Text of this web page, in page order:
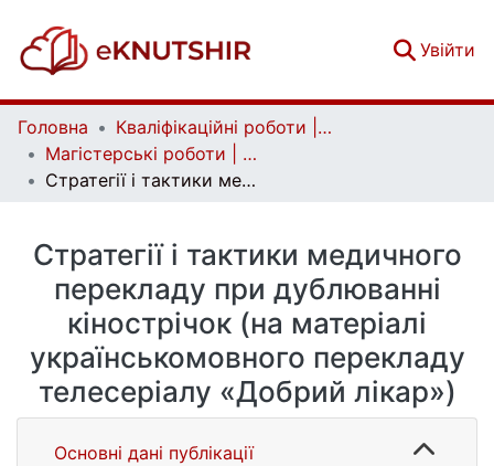
Увійти
Головна
Кваліфікаційні роботи | Qualifying works
Магістерські роботи | Master's theses
Стратегії і тактики медичного перекладу при дублюванні кінострічок (на матеріалі українськомовного перекладу телесеріалу «Добрий лікар»)
Стратегії і тактики медичного
перекладу при дублюванні
кінострічок (на матеріалі
українськомовного перекладу
телесеріалу «Добрий лікар»)
Основні дані публікації